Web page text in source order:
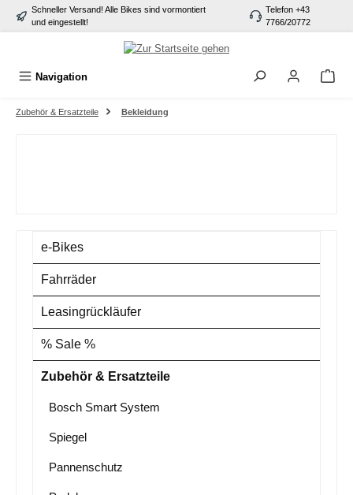
springen
Schneller Versand! Alle Bikes sind vormontiert
und eingestellt!
Telefon +43
7766/20772
Navigation
Zubehör & Ersatzteile Bekleidung
e-Bikes
Fahrräder
Leasingrückläufer
% Sale %
Zubehör & Ersatzteile
Bosch Smart System
Spiegel
Pannenschutz